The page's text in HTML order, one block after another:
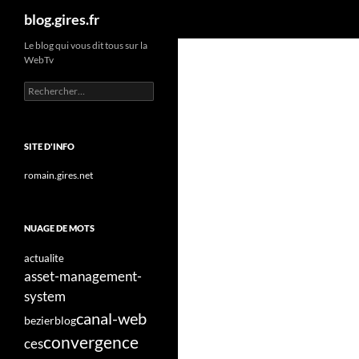
Aller
contenu
blog.gires.fr
Le blog qui vous dit tous sur la
WebTv
Rechercher :
SITE D'INFO
romain.gires.net
NUAGE DE MOTS
actualite
asset-management-
system
bezierblogcanal-web
cesconvergence